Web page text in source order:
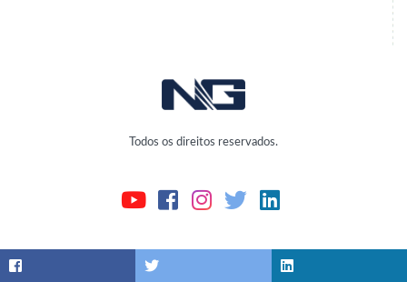
Todos os direitos reservados.